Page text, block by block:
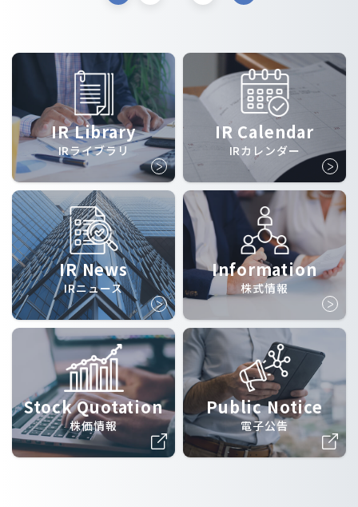
IR Library
IRライブラリ
IR Calendar
IRカレンダー
IR News
IRニュース
Information
株式情報
Stock Quotation
株価情報
Public Notice
電子公告